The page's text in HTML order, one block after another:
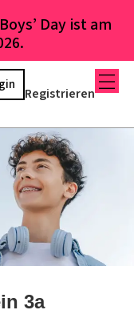
Day ist am
Registrieren
3a